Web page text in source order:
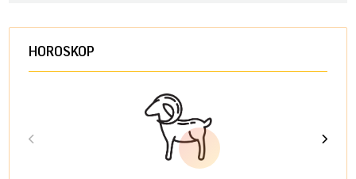
HOROSKOP